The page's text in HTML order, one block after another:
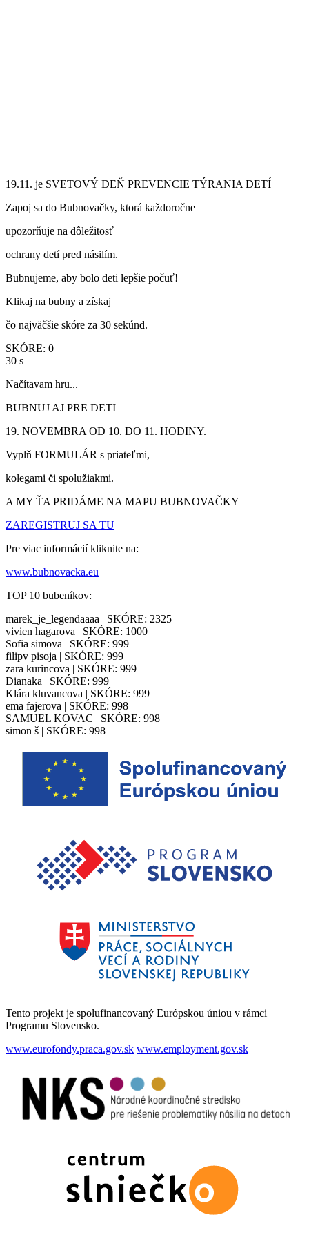
19.11. je SVETOVÝ DEŇ PREVENCIE TÝRANIA DETÍ
Zapoj sa do Bubnovačky, ktorá každoročne
upozorňuje na dôležitosť
ochrany detí pred násilím.
Bubnujeme, aby bolo deti lepšie počuť!
Klikaj na bubny a získaj
čo najväčšie skóre za 30 sekúnd.
SKÓRE: 0
30 s
Načítavam hru...
BUBNUJ AJ PRE DETI
19. NOVEMBRA OD 10. DO 11. HODINY.
Vyplň FORMULÁR s priateľmi,
kolegami či spolužiakmi.
A MY ŤA PRIDÁME NA MAPU BUBNOVAČKY
ZAREGISTRUJ SA TU
Pre viac informácií kliknite na:
www.bubnovacka.eu
TOP 10 bubeníkov:
marek_je_legendaaaa | SKÓRE: 2325
vivien hagarova | SKÓRE: 1000
Sofia simova | SKÓRE: 999
filipv pisoja | SKÓRE: 999
zara kurincova | SKÓRE: 999
Dianaka | SKÓRE: 999
Klára kluvancova | SKÓRE: 999
ema fajerova | SKÓRE: 998
SAMUEL KOVAC | SKÓRE: 998
simon š | SKÓRE: 998
Tento projekt je spolufinancovaný Európskou úniou v rámci
Programu Slovensko.
www.eurofondy.praca.gov.sk www.employment.gov.sk